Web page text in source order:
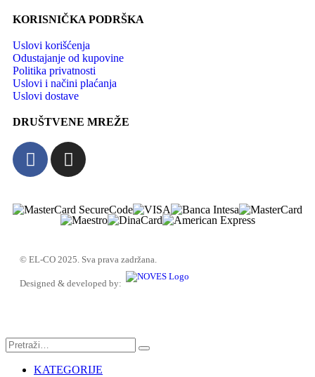
KORISNIČKA PODRŠKA
Uslovi korišćenja
Odustajanje od kupovine
Politika privatnosti
Uslovi i načini plaćanja
Uslovi dostave
DRUŠTVENE MREŽE
© EL-CO 2025. Sva prava zadržana.
Designed & developed by:
KATEGORIJE